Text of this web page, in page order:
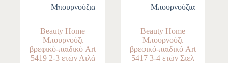
Μπουρνούζια
Beauty Home
Μπουρνούζι
βρεφικό-παιδικό Art
5419 2-3 ετών Λιλά
Μπουρνούζια
Beauty Home
Μπουρνούζι
βρεφικό-παιδικό Art
5417 3-4 ετών Σιελ